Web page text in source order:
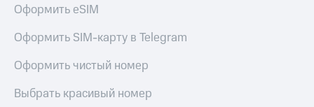
Оформить eSIM
Оформить SIM-карту в Telegram
Оформить чистый номер
Выбрать красивый номер